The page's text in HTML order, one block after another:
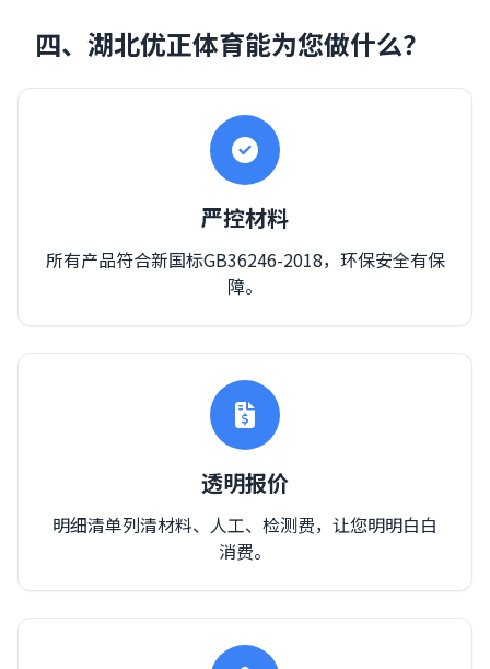
四、湖北优正体育能为您做什么？
严控材料
所有产品符合新国标GB36246-2018，环保安全有保
障。
透明报价
明细清单列清材料、人工、检测费，让您明明白白
消费。